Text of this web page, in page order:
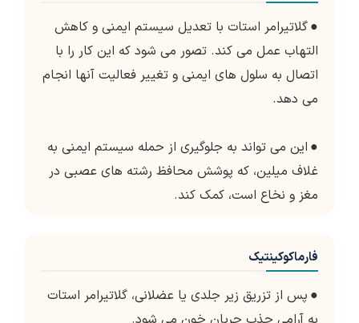
●گلاتیرامر استات با تعدیل سیستم ایمنی و کاهش
التهاب عمل می کند. تصور می شود که این کار را با
اتصال به سلول های ایمنی و تغییر فعالیت آنها انجام
می دهد.
● این می تواند به جلوگیری از حمله سیستم ایمنی به
غلاف میلین، که پوشش محافظ رشته های عصبی در
مغز و نخاع است، کمک کند.
فارماکوکینتیک
● پس از تزریق زیر جلدی یا عضلانی، گلاتیرامر استات